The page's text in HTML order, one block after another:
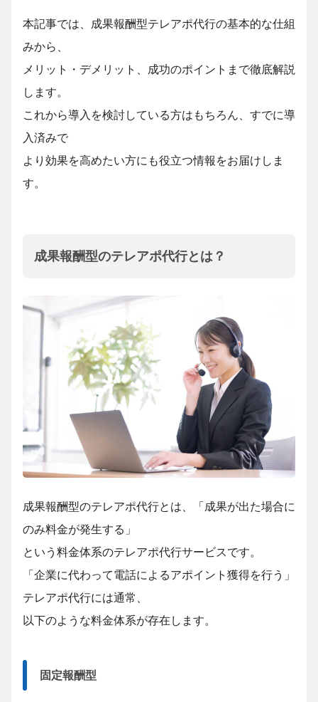
本記事では、成果報酬型テレアポ代行の基本的な仕組
みから、
メリット・デメリット、成功のポイントまで徹底解説
します。
これから導入を検討している方はもちろん、すでに導
入済みで
より効果を高めたい方にも役立つ情報をお届けしま
す。
成果報酬型のテレアポ代行とは？
成果報酬型のテレアポ代行とは、「成果が出た場合に
のみ料金が発生する」
という料金体系のテレアポ代行サービスです。
「企業に代わって電話によるアポイント獲得を行う」
テレアポ代行には通常、
以下のような料金体系が存在します。
固定報酬型